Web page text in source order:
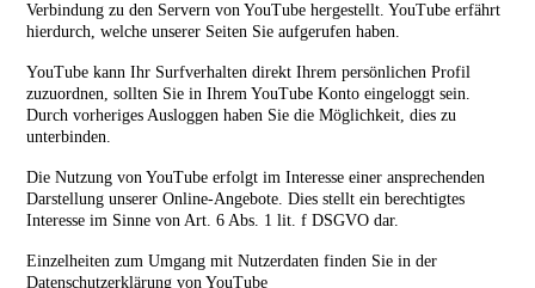
Verbindung zu den Servern von YouTube hergestellt. YouTube erfährt
hierdurch, welche unserer Seiten Sie aufgerufen haben.
YouTube kann Ihr Surfverhalten direkt Ihrem persönlichen Profil
zuzuordnen, sollten Sie in Ihrem YouTube Konto eingeloggt sein.
Durch vorheriges Ausloggen haben Sie die Möglichkeit, dies zu
unterbinden.
Die Nutzung von YouTube erfolgt im Interesse einer ansprechenden
Darstellung unserer Online-Angebote. Dies stellt ein berechtigtes
Interesse im Sinne von Art. 6 Abs. 1 lit. f DSGVO dar.
Einzelheiten zum Umgang mit Nutzerdaten finden Sie in der
Datenschutzerklärung von YouTube